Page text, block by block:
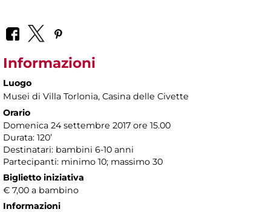
Informazioni
Luogo
Musei di Villa Torlonia, Casina delle Civette
Orario
Domenica 24 settembre 2017 ore 15.00
Durata: 120’
Destinatari: bambini 6-10 anni
Partecipanti: minimo 10; massimo 30
Biglietto iniziativa
€ 7,00 a bambino
Informazioni